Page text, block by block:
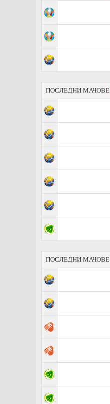
ПОСЛЕДНИ МАЧОВЕ
ПОСЛЕДНИ МАЧОВЕ